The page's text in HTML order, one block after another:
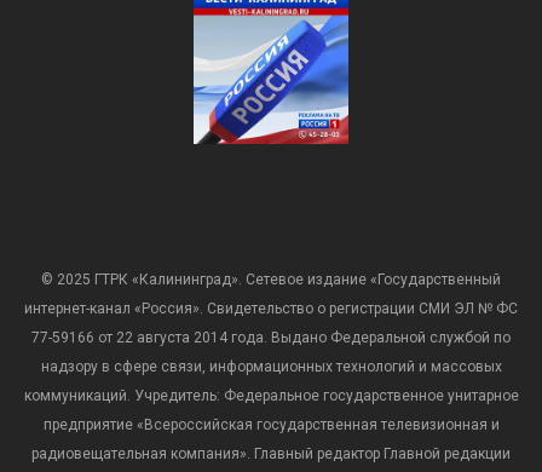
© 2025 ГТРК «Калининград». Сетевое издание «Государственный
интернет-канал «Россия». Свидетельство о регистрации СМИ ЭЛ № ФС
77-59166 от 22 августа 2014 года. Выдано Федеральной службой по
надзору в сфере связи, информационных технологий и массовых
коммуникаций. Учредитель: Федеральное государственное унитарное
предприятие «Всероссийская государственная телевизионная и
радиовещательная компания». Главный редактор Главной редакции